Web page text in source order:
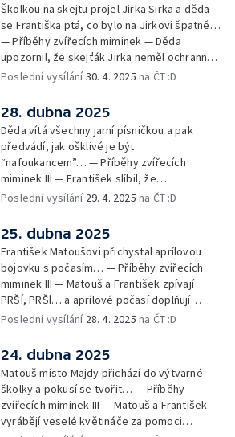
Školkou na skejtu projel Jirka Sirka a děda
se Františka ptá, co bylo na Jirkovi špatně…
— Příběhy zvířecích miminek — Děda
upozornil, že skejťák Jirka neměl ochranné
pomůcky: helmu a chrániče pro
Obrázky a rozloučení
Poslední vysílání30. 4. 2025 na ČT :D
28. dubna 2025
Děda vítá všechny jarní písničkou a pak
předvádí, jak ošklivé je být
“nafoukancem”… — Příběhy zvířecích
miminek III — František slíbil, že
nafoukancem nikdy nebude a děda mu písní
Cvoček astronautem — Obrázky a
rozloučení
Poslední vysílání 29. 4. 2025 na ČT :D
25. dubna 2025
František Matoušovi přichystal aprílovou
bojovku s počasím… — Příběhy zvířecích
miminek III — Matouš a František zpívají
PRŠÍ, PRŠÍ… a aprílové počasí doplňují
deštěm… — Cvoček astronautem —
Poslední vysílání 28. 4. 2025 na ČT :D
24. dubna 2025
Matouš místo Majdy přichází do výtvarné
školky a pokusí se tvořit… — Příběhy
zvířecích miminek III — Matouš a František
vyrábějí veselé květináče za pomoci